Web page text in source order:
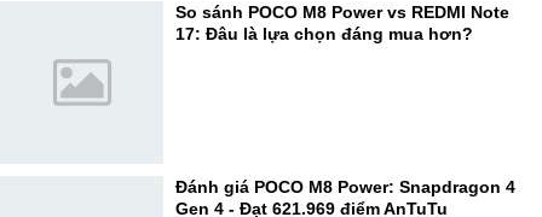
So sánh POCO M8 Power vs REDMI Note
17: Đâu là lựa chọn đáng mua hơn?
Đánh giá POCO M8 Power: Snapdragon 4
Gen 4 - Đạt 621.969 điểm AnTuTu